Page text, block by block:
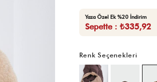
Yaza Özel Ek %20 İndirim
Sepette : ₺335,92
Renk Seçenekleri